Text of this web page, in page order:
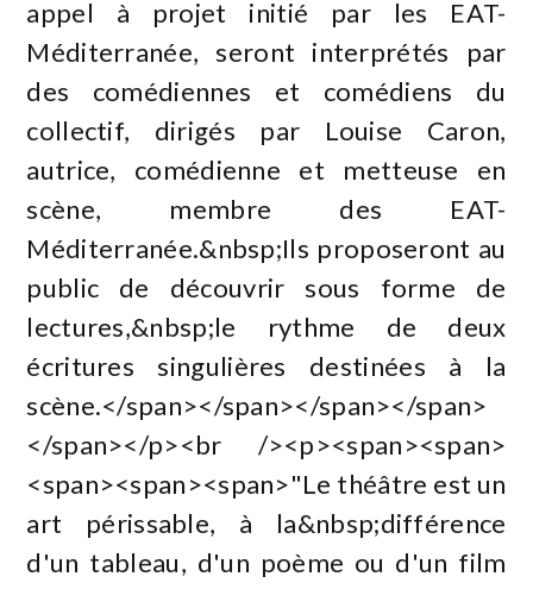
appel à projet initié par les EAT-
Méditerranée, seront interprétés par
des comédiennes et comédiens du
collectif, dirigés par Louise Caron,
autrice, comédienne et metteuse en
scène, membre des EAT-
Méditerranée.&nbsp;Ils proposeront au
public de découvrir sous forme de
lectures,&nbsp;le rythme de deux
écritures singulières destinées à la
scène.</span></span></span></span>
</span></p><br /><p><span><span>
<span><span><span>"Le théâtre est un
art périssable, à la&nbsp;différence
d'un tableau, d'un poème ou d'un film